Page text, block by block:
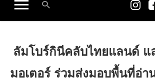
ลัมโบร์กินีคลับไทยแลนด์ แ
มอเตอร์ ร่วมส่งมอบพื้นที่อ่า